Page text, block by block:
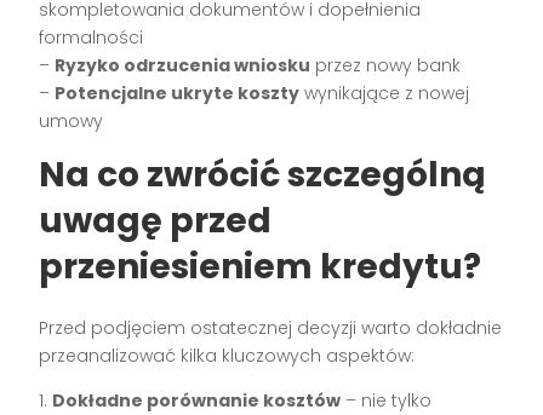
skompletowania dokumentów i dopełnienia
formalności
– Ryzyko odrzucenia wniosku przez nowy bank
– Potencjalne ukryte koszty wynikające z nowej
umowy
Na co zwrócić szczególną
uwagę przed
przeniesieniem kredytu?
Przed podjęciem ostatecznej decyzji warto dokładnie
przeanalizować kilka kluczowych aspektów:
1. Dokładne porównanie kosztów – nie tylko